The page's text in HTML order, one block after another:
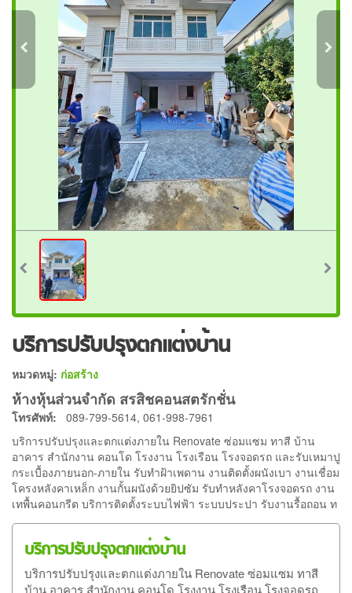
บริการปรับปรุงตกแต่งบ้าน
หมวดหมู่: ก่อสร้าง
ห้างหุ้นส่วนจำกัด สรสิชคอนสตรักชั่น
โทรศัพท์: 089-799-5614, 061-998-7961
บริการปรับปรุงและตกแต่งภายใน Renovate ซ่อมแซม ทาสี บ้าน
อาคาร สำนักงาน คอนโด โรงงาน โรงเรือน โรงจอดรถ และรับเหมาปู
กระเบื้องภายนอก-ภายใน รับทำฝ้าเพดาน งานติดตั้งผนังเบา งานเชื่อม
โครงหลังคาเหล็ก งานกั้นผนังด้วยยิปซัม รับทำหลังคาโรงจอดรถ งาน
เทพื้นคอนกรีต บริการติดตั้งระบบไฟฟ้า ระบบประปา รับงานรื้อถอน ท
บริการปรับปรุงตกแต่งบ้าน
บริการปรับปรุงและตกแต่งภายใน Renovate ซ่อมแซม ทาสี
บ้าน อาคาร สำนักงาน คอนโด โรงงาน โรงเรือน โรงจอดรถ